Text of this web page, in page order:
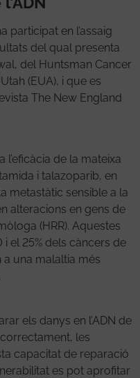
participat en l’assaig
del qual presenta
del Huntsman Cancer
(EUA), i que es
The New England
l’eficàcia de la mateixa
i talazoparib, en
metastàtic sensible a la
alteracions en gens de
(HRR). Aquestes
el 25% dels càncers de
a una malaltia més
els danys en l’ADN de
les
capacitat de reparació
es pot aprofitar